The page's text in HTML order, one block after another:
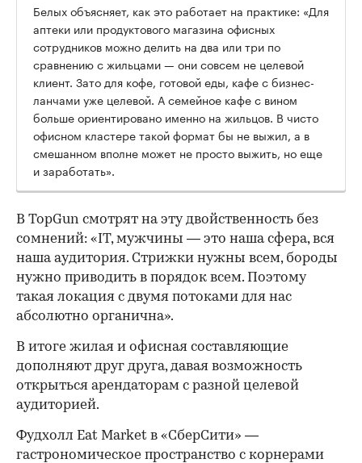
Белых объясняет, как это работает на практике: «Для
аптеки или продуктового магазина офисных
сотрудников можно делить на два или три по
сравнению с жильцами — они совсем не целевой
клиент. Зато для кофе, готовой еды, кафе с бизнес-
ланчами уже целевой. А семейное кафе с вином
больше ориентировано именно на жильцов. В чисто
офисном кластере такой формат бы не выжил, а в
смешанном вполне может не просто выжить, но еще
и заработать».
В TopGun смотрят на эту двойственность без
сомнений: «IT, мужчины — это наша сфера, вся
наша аудитория. Стрижки нужны всем, бороды
нужно приводить в порядок всем. Поэтому
такая локация с двумя потоками для нас
абсолютно органична».
В итоге жилая и офисная составляющие
дополняют друг друга, давая возможность
открыться арендаторам с разной целевой
аудиторией.
Фудхолл Eat Market в «СберСити» —
гастрономическое пространство с корнерами